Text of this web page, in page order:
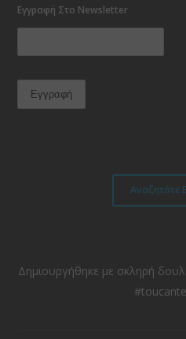
Εγγραφή Στο Newsletter
Αναζητάτε
Δημιουργήθηκε με σκληρή